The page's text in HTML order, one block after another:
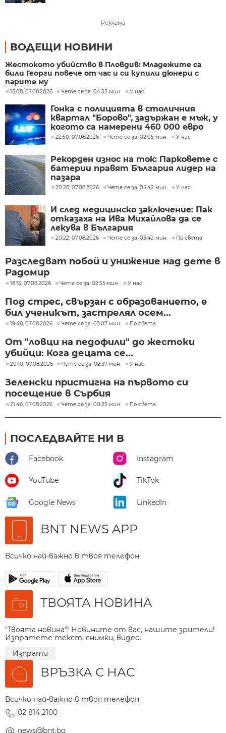
Реклама
ВОДЕЩИ НОВИНИ
Жестокото убийство в Пловдив: Младежите са
били Георги повече от час и си купили дюнери с
парите му
18:08, 07.08.2026 Чете се за: 04:55 мин. У нас
Гонка с полицията в столичния
квартал "Борово", задържан е мъж, у
когото са намерени 460 000 евро
22:50, 07.08.2026 Чете се за: 02:05 мин. У нас
Рекорден износ на ток: Парковете с
батерии правят България лидер на
пазара
20:28, 07.08.2026 Чете се за: 05:42 мин. У нас
И след медицинско заключение: Пак
отказаха на Ива Михайлова да се
лекува в България
20:22, 07.08.2026 Чете се за: 03:42 мин. По света
Разследват побой и унижение над дете в
Радомир
18:15, 07.08.2026 Чете се за: 02:55 мин. У нас
Под стрес, свързан с образованието, е
бил ученикът, застрелял осем...
19:48, 07.08.2026 Чете се за: 03:07 мин. По света
От "ловци на педофили" до жестоки
убийци: Кога децата се...
20:10, 07.08.2026 Чете се за: 02:37 мин. У нас
Зеленски пристигна на първото си
посещение в Сърбия
21:46, 07.08.2026 Чете се за: 00:25 мин. По света
ПОСЛЕДВАЙТЕ НИ В
Facebook Instagram
YouTube TikTok
Google News LinkedIn
BNT NEWS APP
Всичко най-важно в твоя телефон
ТВОЯТА НОВИНА
"Твоята новина"! Новините от вас, нашите зрители!
Изпратете текст, снимки, видео.
Изпрати
ВРЪЗКА С НАС
Всичко най-важно в твоя телефон
02 814 2100
news@bnt.bg